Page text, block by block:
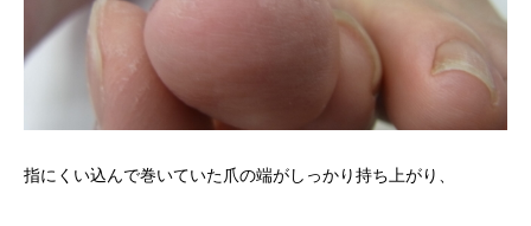
指にくい込んで巻いていた爪の端がしっかり持ち上がり、